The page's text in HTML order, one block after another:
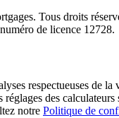
Tous droits
de licence 12728.
respectueuses de la
des calculateurs
notre Politique de